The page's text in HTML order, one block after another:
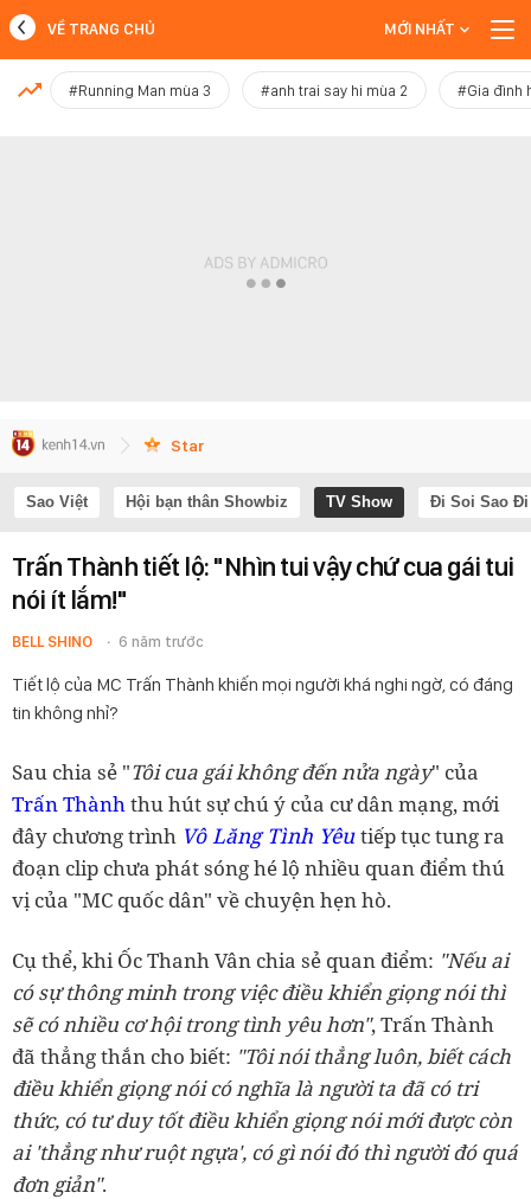
MỚI NHẤT
VỀ TRANG CHỦ MỚI NHẤT
#Running Man mùa 3 #anh trai say hi mùa 2 #Gia đình
Star
Sao Việt Hội bạn thân Showbiz TV Show Đi Soi Sao Đi
Trấn Thành tiết lộ: "Nhìn tui vậy chứ cua gái tui
nói ít lắm!"
BELL SHINO 6 năm trước
Tiết lộ của MC Trấn Thành khiến mọi người khá nghi ngờ, có đáng
tin không nhỉ?
Sau chia sẻ "Tôi cua gái không đến nửa ngày" của
Trấn Thànhthu hút sự chú ý của cư dân mạng, mới
đây chương trình Vô Lăng Tình Yêu tiếp tục tung ra
đoạn clip chưa phát sóng hé lộ nhiều quan điểm thú
vị của "MC quốc dân" về chuyện hẹn hò.
Cụ thể, khi Ốc Thanh Vân chia sẻ quan điểm: "Nếu ai
có sự thông minh trong việc điều khiển giọng nói thì
sẽ có nhiều cơ hội trong tình yêu hơn", Trấn Thành
đã thẳng thắn cho biết: "Tôi nói thẳng luôn, biết cách
điều khiển giọng nói có nghĩa là người ta đã có tri
thức, có tư duy tốt điều khiển giọng nói mới được còn
ai 'thẳng như ruột ngựa', có gì nói đó thì người đó quá
đơn giản".